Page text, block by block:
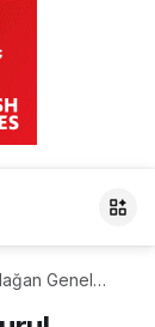
Genel
Kurulu